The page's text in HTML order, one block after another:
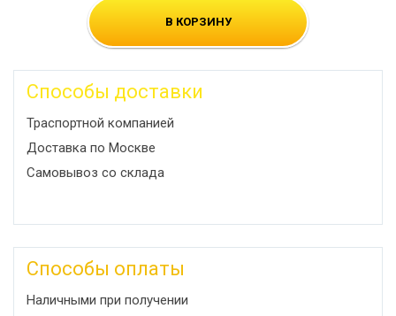
В КОРЗИНУ
Способы доставки
Траспортной компанией
Доставка по Москве
Самовывоз со склада
Способы оплаты
Наличными при получении